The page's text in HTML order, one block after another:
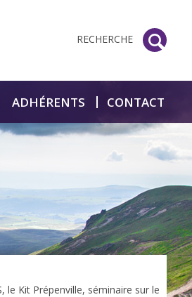
RECHERCHE
ADHÉRENTS CONTACT
le Kit Prépenville, séminaire sur le